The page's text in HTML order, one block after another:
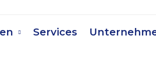
Services